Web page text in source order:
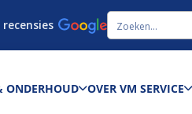
recensies
ONDERHOUD OVER VM SERVICE